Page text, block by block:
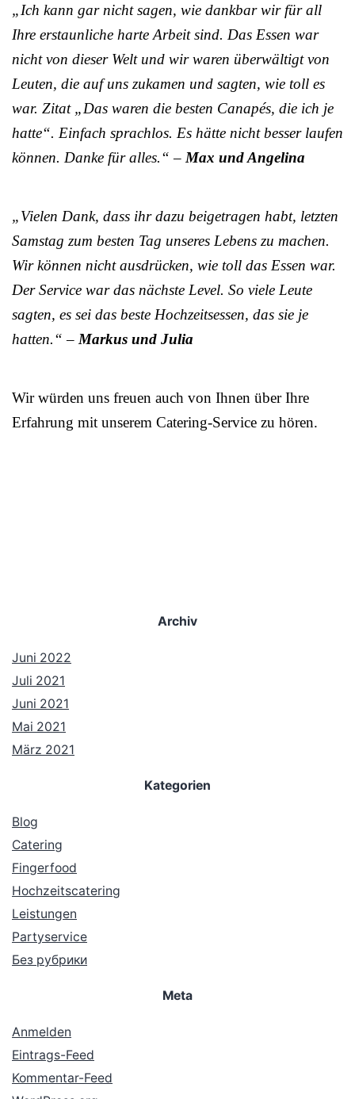
„Ich kann gar nicht sagen, wie dankbar wir für all
Ihre erstaunliche harte Arbeit sind. Das Essen war
nicht von dieser Welt und wir waren überwältigt von
Leuten, die auf uns zukamen und sagten, wie toll es
war. Zitat „Das waren die besten Canapés, die ich je
hatte“. Einfach sprachlos. Es hätte nicht besser laufen
können. Danke für alles.“ – Max und Angelina
„Vielen Dank, dass ihr dazu beigetragen habt, letzten
Samstag zum besten Tag unseres Lebens zu machen.
Wir können nicht ausdrücken, wie toll das Essen war.
Der Service war das nächste Level. So viele Leute
sagten, es sei das beste Hochzeitsessen, das sie je
hatten.“ – Markus und Julia
Wir würden uns freuen auch von Ihnen über Ihre
Erfahrung mit unserem Catering-Service zu hören.
Archiv
Juni 2022
Juli 2021
Juni 2021
Mai 2021
März 2021
Kategorien
Blog
Catering
Fingerfood
Hochzeitscatering
Leistungen
Partyservice
Без рубрики
Meta
Anmelden
Eintrags-Feed
Kommentar-Feed